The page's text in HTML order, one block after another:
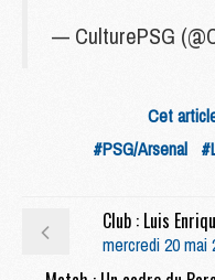
— CulturePSG
Cet
#PSG/Arsenal
mercredi 20 mai